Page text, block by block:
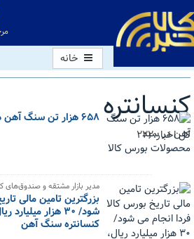
خانه
کنسانتره
کل اخبار:222
۶۵۸ هزار تن سنگ آهن در سبد محصولات بورس کالا
مدیر بازار مشتقه و صندوق‌های
بزرگترین تامین مالی
شود/ ۳۰ هزار
کنسانتره سنگ آهن